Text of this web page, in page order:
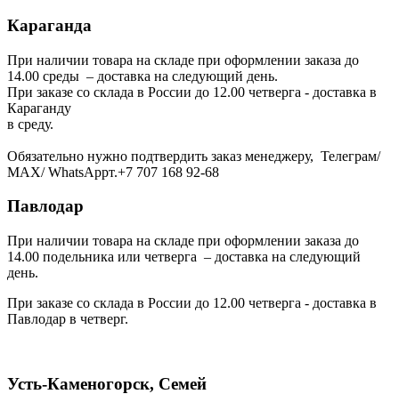
Караганда
При наличии товара на складе при оформлении заказа до
14.00 среды – доставка на следующий день.
При заказе со склада в России до 12.00 четверга - доставка в
Караганду
в среду.
Обязательно нужно подтвердить заказ менеджеру, Телеграм/
МАХ/ WhatsAppт.+7 707 168 92-68
Павлодар
При наличии товара на складе при оформлении заказа до
14.00 подельника или четверга – доставка на следующий
день.
При заказе со склада в России до 12.00 четверга - доставка в
Павлодар в четверг.
Усть-Каменогорск, Семей